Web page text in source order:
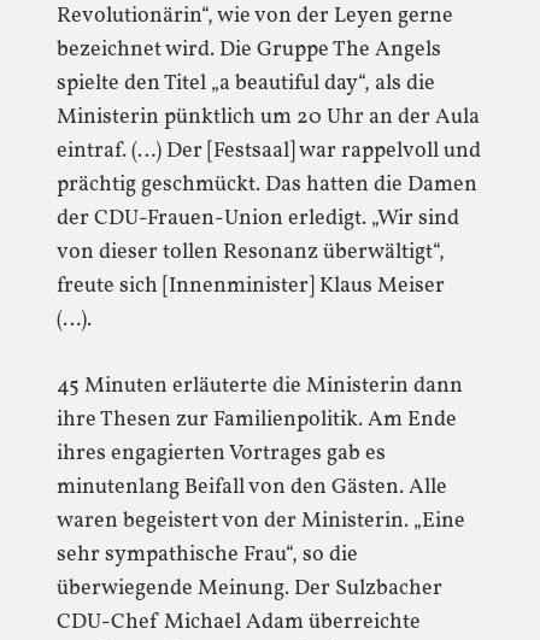
Revolutionärin“, wie von der Leyen gerne
bezeichnet wird. Die Gruppe The Angels
spielte den Titel „a beautiful day“, als die
Ministerin pünktlich um 20 Uhr an der Aula
eintraf. (…) Der [Festsaal] war rappelvoll und
prächtig geschmückt. Das hatten die Damen
der CDU-Frauen-Union erledigt. „Wir sind
von dieser tollen Resonanz überwältigt“,
freute sich [Innenminister] Klaus Meiser
(…).
45 Minuten erläuterte die Ministerin dann
ihre Thesen zur Familienpolitik. Am Ende
ihres engagierten Vortrages gab es
minutenlang Beifall von den Gästen. Alle
waren begeistert von der Ministerin. „Eine
sehr sympathische Frau“, so die
überwiegende Meinung. Der Sulzbacher
CDU-Chef Michael Adam überreichte